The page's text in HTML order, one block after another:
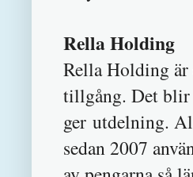
Rella Holding
Rella Holding
tillgång. Det blir
ger utdelning.
sedan 2007